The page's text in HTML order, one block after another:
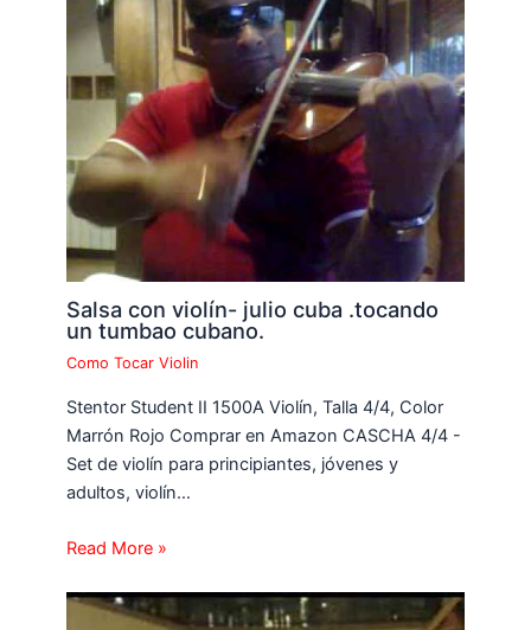
Salsa con violín- julio cuba .tocando
un tumbao cubano.
Como Tocar Violin
Stentor Student II 1500A Violín, Talla 4/4, Color
Marrón Rojo Comprar en Amazon CASCHA 4/4 -
Set de violín para principiantes, jóvenes y
adultos, violín…
Read More »